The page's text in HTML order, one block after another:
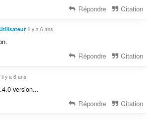
Répondre Citation
il y a 6 ans
Répondre Citation
il y a 6 ans
version...
Répondre Citation